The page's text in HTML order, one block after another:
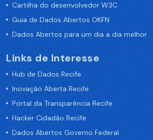
Cartilha do desenvolvedor W3C
Guia de Dados Abertos OKFN
Dados Abertos para um dia a dia melhor
Links de Interesse
Hub de Dados Recife
Inovação Aberta Recife
Portal da Transparência Recife
Hacker Cidadão Recife
Dados Abertos Governo Federal